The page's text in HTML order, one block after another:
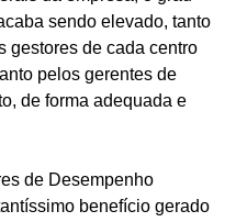
sendo elevado, tanto
gestores de cada centro
pelos gerentes de
de forma adequada e
de Desempenho
benefício gerado